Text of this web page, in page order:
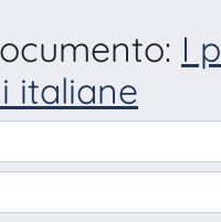
I
italiane